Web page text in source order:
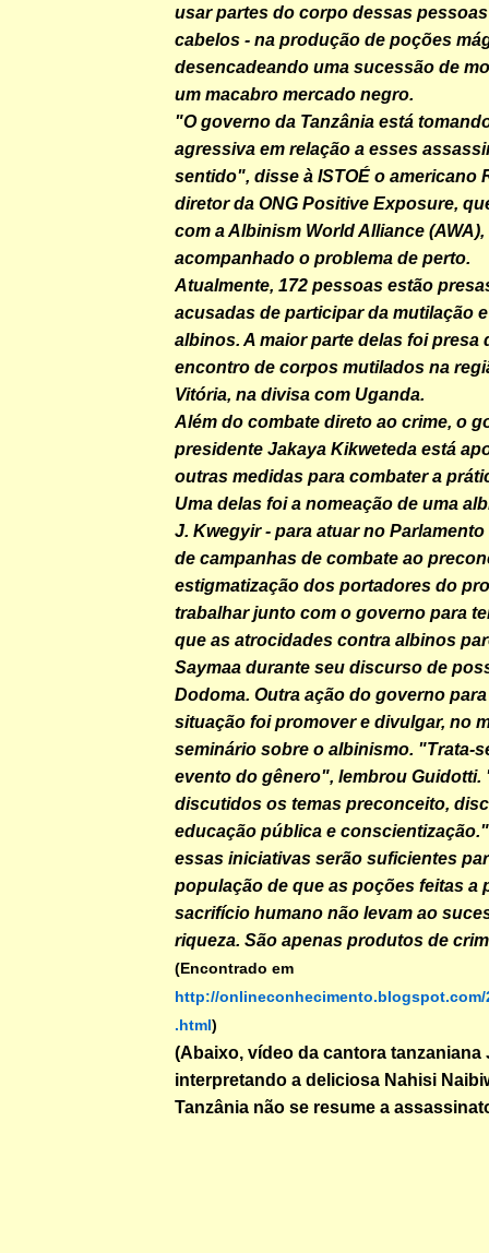
usar partes do corpo dessas
cabelos - na produção de poções
desencadeando uma sucessão de
um macabro mercado negro.
"O governo da Tanzânia está
agressiva em relação a esses
sentido", disse à ISTOÉ o americano
diretor da ONG Positive Exposure,
com a Albinism World Alliance (AWA),
acompanhado o problema de perto.
Atualmente, 172 pessoas estão
acusadas de participar da mutilação
albinos. A maior parte delas foi presa
encontro de corpos mutilados na
Vitória, na divisa com Uganda.
Além do combate direto ao crime, o
presidente Jakaya Kikweteda está
outras medidas para combater a
Uma delas foi a nomeação de uma
J. Kwegyir - para atuar no
de campanhas de combate ao
estigmatização dos portadores do
trabalhar junto com o governo para
que as atrocidades contra albinos
Saymaa durante seu discurso de
Dodoma. Outra ação do governo
situação foi promover e divulgar, no
seminário sobre o albinismo. "Trata-
evento do gênero", lembrou Guidotti.
discutidos os temas preconceito,
educação pública e
essas iniciativas serão suficientes
população de que as poções feitas a
sacrifício humano não levam ao
riqueza. São apenas produtos de
(Encontrado em
http://onlineconhecimento.blogspot.com/
.html)
(Abaixo, vídeo da cantora tanzaniana
interpretando a deliciosa Nahisi
Tanzânia não se resume a